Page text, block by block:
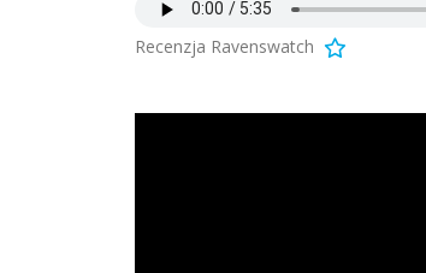
Recenzja Ravenswatch